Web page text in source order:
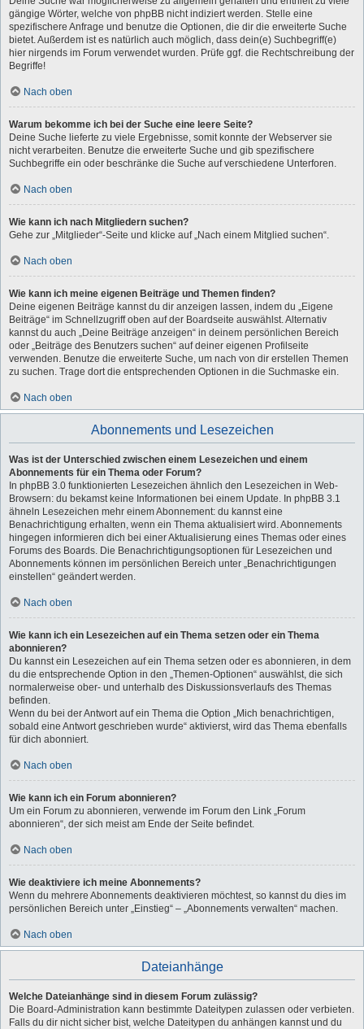
gängige Wörter, welche von phpBB nicht indiziert werden. Stelle eine
spezifischere Anfrage und benutze die Optionen, die dir die erweiterte Suche
bietet. Außerdem ist es natürlich auch möglich, dass dein(e) Suchbegriff(e)
hier nirgends im Forum verwendet wurden. Prüfe ggf. die Rechtschreibung der
Begriffe!
Nach oben
Warum bekomme ich bei der Suche eine leere Seite?
Deine Suche lieferte zu viele Ergebnisse, somit konnte der Webserver sie
nicht verarbeiten. Benutze die erweiterte Suche und gib spezifischere
Suchbegriffe ein oder beschränke die Suche auf verschiedene Unterforen.
Nach oben
Wie kann ich nach Mitgliedern suchen?
Gehe zur „Mitglieder“-Seite und klicke auf „Nach einem Mitglied suchen“.
Nach oben
Wie kann ich meine eigenen Beiträge und Themen finden?
Deine eigenen Beiträge kannst du dir anzeigen lassen, indem du „Eigene
Beiträge“ im Schnellzugriff oben auf der Boardseite auswählst. Alternativ
kannst du auch „Deine Beiträge anzeigen“ in deinem persönlichen Bereich
oder „Beiträge des Benutzers suchen“ auf deiner eigenen Profilseite
verwenden. Benutze die erweiterte Suche, um nach von dir erstellen Themen
zu suchen. Trage dort die entsprechenden Optionen in die Suchmaske ein.
Nach oben
Abonnements und Lesezeichen
Was ist der Unterschied zwischen einem Lesezeichen und einem
Abonnements für ein Thema oder Forum?
In phpBB 3.0 funktionierten Lesezeichen ähnlich den Lesezeichen in Web-
Browsern: du bekamst keine Informationen bei einem Update. In phpBB 3.1
ähneln Lesezeichen mehr einem Abonnement: du kannst eine
Benachrichtigung erhalten, wenn ein Thema aktualisiert wird. Abonnements
hingegen informieren dich bei einer Aktualisierung eines Themas oder eines
Forums des Boards. Die Benachrichtigungsoptionen für Lesezeichen und
Abonnements können im persönlichen Bereich unter „Benachrichtigungen
einstellen“ geändert werden.
Nach oben
Wie kann ich ein Lesezeichen auf ein Thema setzen oder ein Thema
abonnieren?
Du kannst ein Lesezeichen auf ein Thema setzen oder es abonnieren, in dem
du die entsprechende Option in den „Themen-Optionen“ auswählst, die sich
normalerweise ober- und unterhalb des Diskussionsverlaufs des Themas
befinden.
Wenn du bei der Antwort auf ein Thema die Option „Mich benachrichtigen,
sobald eine Antwort geschrieben wurde“ aktivierst, wird das Thema ebenfalls
für dich abonniert.
Nach oben
Wie kann ich ein Forum abonnieren?
Um ein Forum zu abonnieren, verwende im Forum den Link „Forum
abonnieren“, der sich meist am Ende der Seite befindet.
Nach oben
Wie deaktiviere ich meine Abonnements?
Wenn du mehrere Abonnements deaktivieren möchtest, so kannst du dies im
persönlichen Bereich unter „Einstieg“ – „Abonnements verwalten“ machen.
Nach oben
Dateianhänge
Welche Dateianhänge sind in diesem Forum zulässig?
Die Board-Administration kann bestimmte Dateitypen zulassen oder verbieten.
Falls du dir nicht sicher bist, welche Dateitypen du anhängen kannst und du